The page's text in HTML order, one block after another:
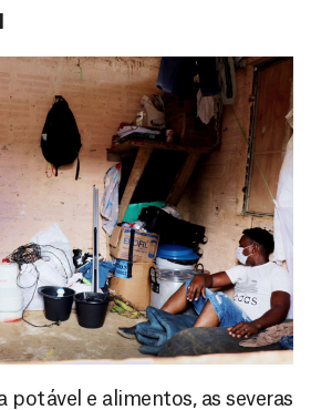
potável e alimentos, as severas